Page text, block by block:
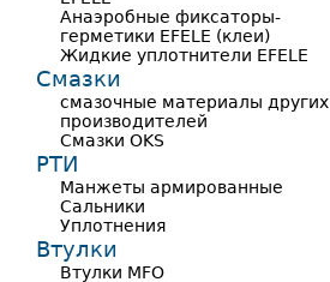
Анаэробные фиксаторы-
герметики EFELE (клеи)
Жидкие уплотнители EFELE
Смазки
смазочные материалы других
производителей
Смазки OKS
РТИ
Манжеты армированные
Сальники
Уплотнения
Втулки
Втулки MFO